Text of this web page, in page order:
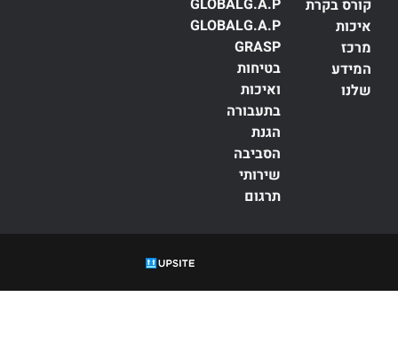
קורס בקרת
איכות
מרכז
המידע
שלנו
GLOBALG.A.P
GRASP
בטיחות
ואיכות
בתעבורה
הגנת
הסביבה
שירותי
תרגום